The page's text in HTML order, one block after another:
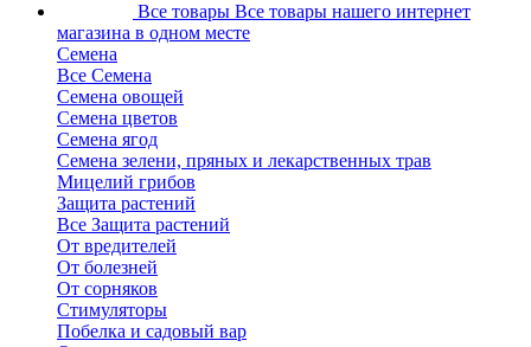
Все товары Все товары нашего интернет
магазина в одном месте
Семена
Все Семена
Семена овощей
Семена цветов
Семена ягод
Семена зелени, пряных и лекарственных трав
Мицелий грибов
Защита растений
Все Защита растений
От вредителей
От болезней
От сорняков
Стимуляторы
Побелка и садовый вар